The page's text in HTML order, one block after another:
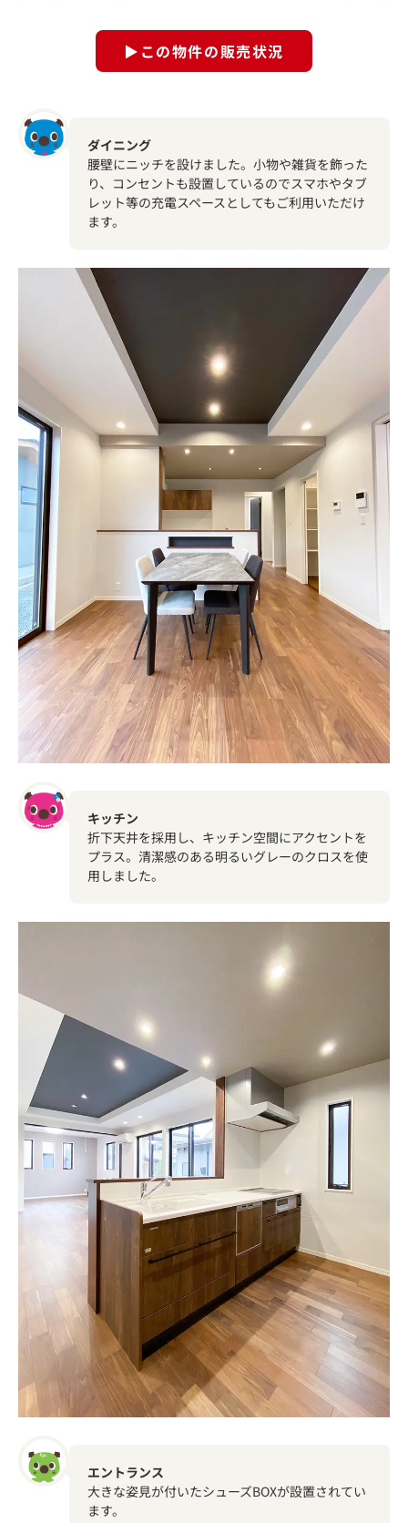
▶この物件の販売状況
ダイニング
腰壁にニッチを設けました。小物や雑貨を飾った
り、コンセントも設置しているのでスマホやタブ
レット等の充電スペースとしてもご利用いただけ
ます。
キッチン
折下天井を採用し、キッチン空間にアクセントを
プラス。清潔感のある明るいグレーのクロスを使
用しました。
エントランス
大きな姿見が付いたシューズBOXが設置されてい
ます。